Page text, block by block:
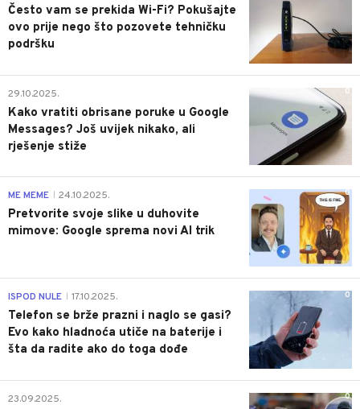
Često vam se prekida Wi-Fi? Pokušajte
ovo prije nego što pozovete tehničku
podršku
0
29.10.2025.
Kako vratiti obrisane poruke u Google
Messages? Još uvijek nikako, ali
rješenje stiže
0
ME MEME 24.10.2025.
Pretvorite svoje slike u duhovite
mimove: Google sprema novi AI trik
0
ISPOD NULE 17.10.2025.
Telefon se brže prazni i naglo se gasi?
Evo kako hladnoća utiče na baterije i
šta da radite ako do toga dođe
0
23.09.2025.